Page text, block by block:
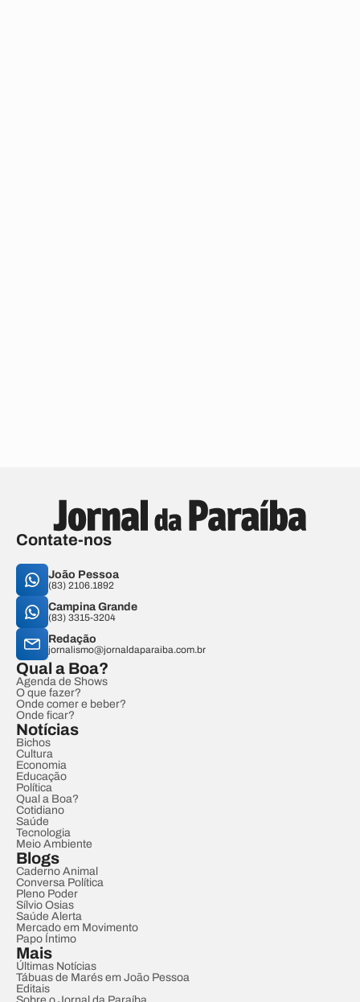
Contate-nos
João Pessoa
(83) 2106.1892
Campina Grande
(83) 3315-3204
Redação
jornalismo@jornaldaparaiba.com.br
Qual a Boa?
Agenda de Shows
O que fazer?
Onde comer e beber?
Onde ficar?
Notícias
Bichos
Cultura
Economia
Educação
Política
Qual a Boa?
Cotidiano
Saúde
Tecnologia
Meio Ambiente
Blogs
Caderno Animal
Conversa Política
Pleno Poder
Sílvio Osias
Saúde Alerta
Mercado em Movimento
Papo Íntimo
Mais
Últimas Notícias
Tábuas de Marés em João Pessoa
Editais